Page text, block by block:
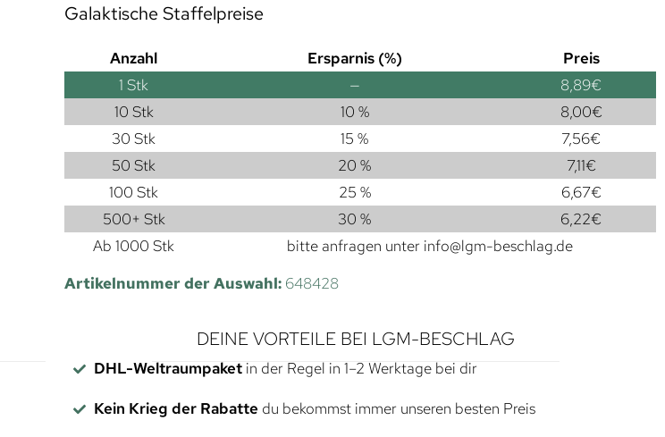
Galaktische Staffelpreise
Anzahl Ersparnis (%)
Preis
1 Stk — 8,89€
10 Stk
10 % 8,00€
30 Stk
15 % 7,56€
50 Stk
20 % 7,11€
100 Stk
25 % 6,67€
500+ Stk
30 % 6,22€
Ab 1000 Stk
bitte anfragen unter info@lgm-beschlag.de
Artikelnummer der Auswahl: 648428
DEINE VORTEILE BEI LGM-BESCHLAG
DHL-Weltraumpaketin der Regel in 1–2 Werktage bei dir
Kein Krieg der Rabatte du bekommst immer unseren besten Preis